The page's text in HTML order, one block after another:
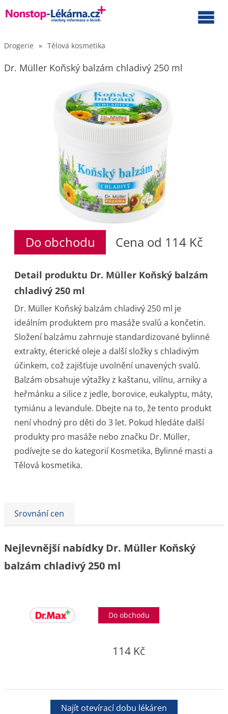
Drogerie » Tělová kosmetika
Dr. Müller Koňský balzám chladivý 250 ml
Do obchodu Cena od 114 Kč
Detail produktu Dr. Müller Koňský balzám
chladivý 250 ml
Dr. Müller Koňský balzám chladivý 250 ml je
ideálním produktem pro masáže svalů a končetin.
Složení balzámu zahrnuje standardizované bylinné
extrakty, éterické oleje a další složky s chladivým
účinkem, což zajišťuje uvolnění unavených svalů.
Balzám obsahuje výtažky z kaštanu, vilínu, arniky a
heřmánku a silice z jedle, borovice, eukalyptu, máty,
tymiánu a levandule. Dbejte na to, že tento produkt
není vhodný pro děti do 3 let. Pokud hledáte další
produkty pro masáže nebo značku Dr. Müller,
podívejte se do kategorií Kosmetika, Bylinné masti a
Tělová kosmetika.
Srovnání cen
Nejlevnější nabídky Dr. Müller Koňský
balzám chladivý 250 ml
Do obchodu
114 Kč
Najít otevírací dobu lékáren